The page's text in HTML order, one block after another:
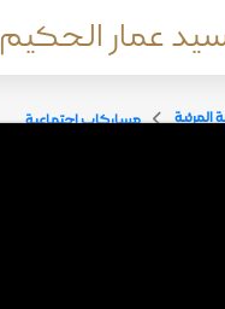
عمار الحكيم
المرئية مشاركات اجتماعية